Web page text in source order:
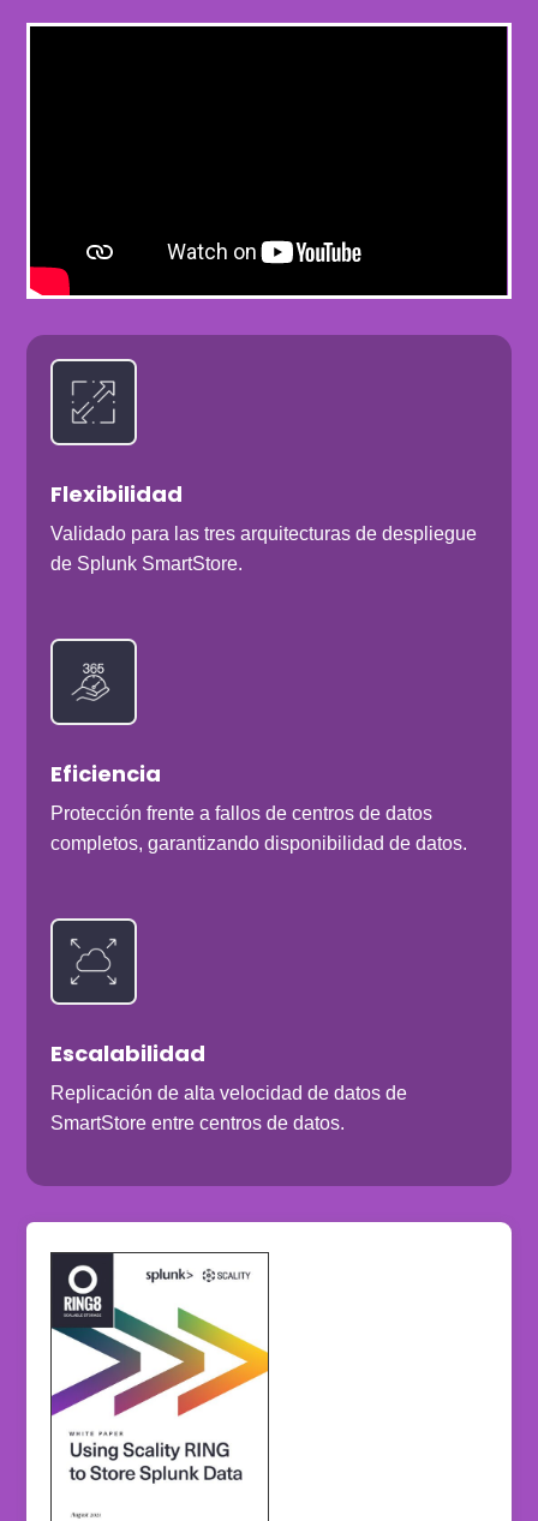
Flexibilidad
Validado para las tres arquitecturas de despliegue
de Splunk SmartStore.
Eficiencia
Protección frente a fallos de centros de datos
completos, garantizando disponibilidad de datos.
Escalabilidad
Replicación de alta velocidad de datos de
SmartStore entre centros de datos.